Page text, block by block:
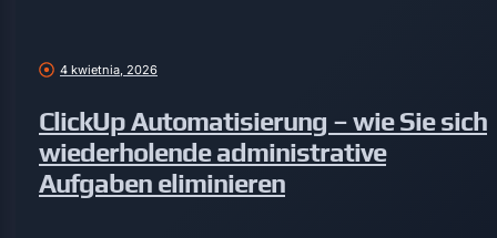
4 kwietnia, 2026
ClickUp Automatisierung – wie Sie sich
wiederholende administrative
Aufgaben eliminieren